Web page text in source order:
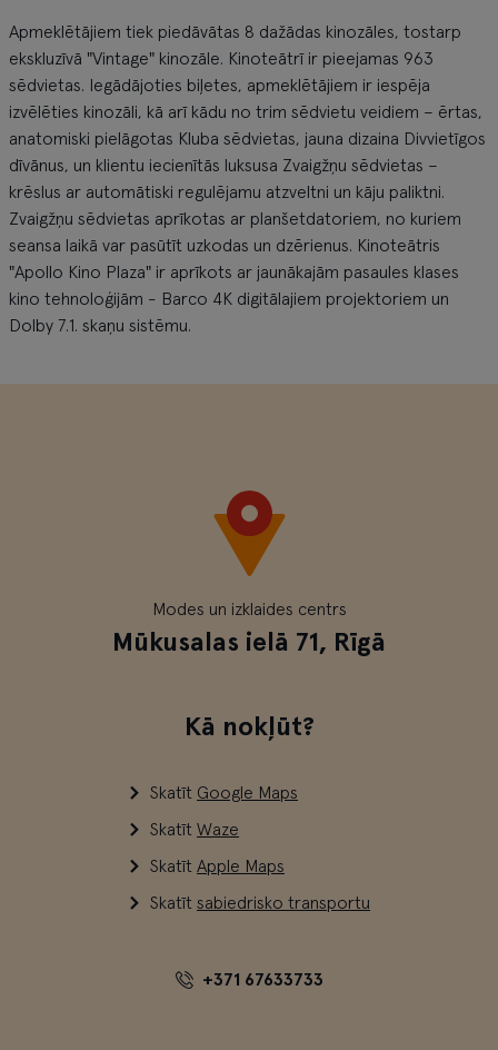
Apmeklētājiem tiek piedāvātas 8 dažādas kinozāles, tostarp
ekskluzīvā "Vintage" kinozāle. Kinoteātrī ir pieejamas 963
sēdvietas. Iegādājoties biļetes, apmeklētājiem ir iespēja
izvēlēties kinozāli, kā arī kādu no trim sēdvietu veidiem – ērtas,
anatomiski pielāgotas Kluba sēdvietas, jauna dizaina Divvietīgos
dīvānus, un klientu iecienītās luksusa Zvaigžņu sēdvietas –
krēslus ar automātiski regulējamu atzveltni un kāju paliktni.
Zvaigžņu sēdvietas aprīkotas ar planšetdatoriem, no kuriem
seansa laikā var pasūtīt uzkodas un dzērienus. Kinoteātris
"Apollo Kino Plaza" ir aprīkots ar jaunākajām pasaules klases
kino tehnoloģijām - Barco 4K digitālajiem projektoriem un
Dolby 7.1. skaņu sistēmu.
Modes un izklaides centrs
Mūkusalas ielā 71, Rīgā
Kā nokļūt?
Skatīt Google Maps
Skatīt Waze
Skatīt Apple Maps
Skatīt sabiedrisko transportu
+371 67633733